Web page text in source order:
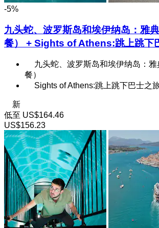
-5%
九头蛇、波罗斯岛和埃伊纳岛：雅
餐） + Sights of Athens:跳上跳下
九头蛇、波罗斯岛和埃伊纳岛：
餐）
Sights of Athens:跳上跳下巴士之
新
低至 US$164.46
US$156.23